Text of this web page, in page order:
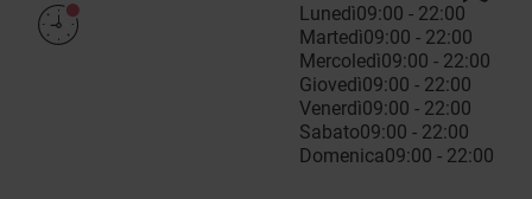
Lunedì09:00 - 22:00
Martedì09:00 - 22:00
Mercoledì09:00 - 22:00
Giovedì09:00 - 22:00
Venerdì09:00 - 22:00
Sabato09:00 - 22:00
Domenica09:00 - 22:00